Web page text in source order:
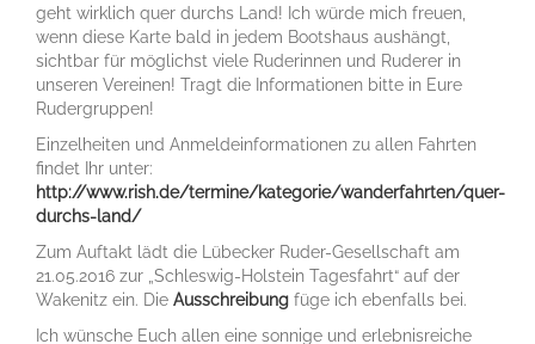
geht wirklich quer durchs Land! Ich würde mich freuen,
wenn diese Karte bald in jedem Bootshaus aushängt,
sichtbar für möglichst viele Ruderinnen und Ruderer in
unseren Vereinen! Tragt die Informationen bitte in Eure
Rudergruppen!
Einzelheiten und Anmeldeinformationen zu allen Fahrten
findet Ihr unter:
http://www.rish.de/termine/kategorie/wanderfahrten/quer-
durchs-land/
Zum Auftakt lädt die Lübecker Ruder-Gesellschaft am
21.05.2016 zur „Schleswig-Holstein Tagesfahrt“ auf der
Wakenitz ein. Die Ausschreibung füge ich ebenfalls bei.
Ich wünsche Euch allen eine sonnige und erlebnisreiche